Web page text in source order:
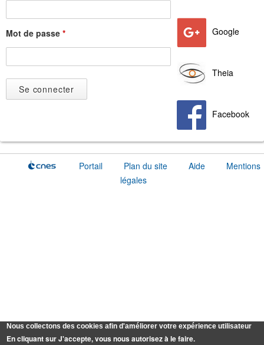
Mot de passe * Google
Theia
Facebook
Portail Plan du site Aide
Mentions
légales
Nous collectons des cookies afin d'améliorer votre expérience utilisateur
En cliquant sur J'accepte, vous nous autorisez à le faire.